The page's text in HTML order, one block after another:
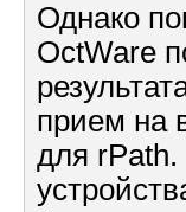
Однако
OctWare
прием на
для rPath.